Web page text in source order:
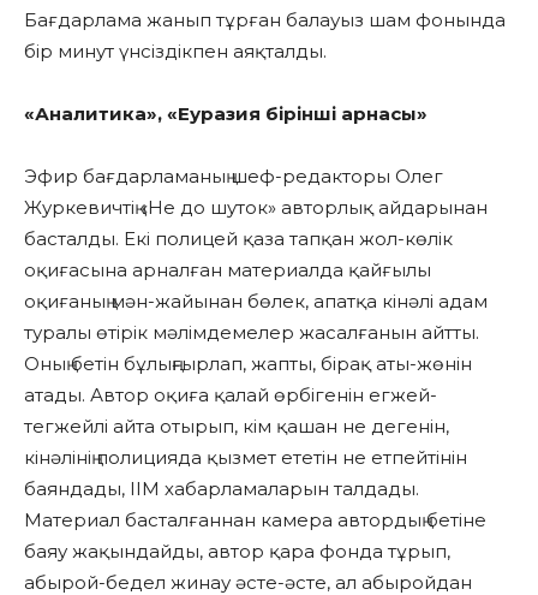
Бағдарлама жанып тұрған балауыз шам фонында
бір минут үнсіздікпен аяқталды.
«Аналитика», «Еуразия бірінші арнасы»
Эфир бағдарламаның шеф-редакторы Олег
Журкевичтің «Не до шуток» авторлық айдарынан
басталды. Екі полицей қаза тапқан жол-көлік
оқиғасына арналған материалда қайғылы
оқиғаның мән-жайынан бөлек, апатқа кінәлі адам
туралы өтірік мәлімдемелер жасалғанын айтты.
Оның бетін бұлыңғырлап, жапты, бірақ аты-жөнін
атады. Автор оқиға қалай өрбігенін егжей-
тегжейлі айта отырып, кім қашан не дегенін,
кінәлінің полицияда қызмет ететін не етпейтінін
баяндады, ІІМ хабарламаларын талдады.
Материал басталғаннан камера автордың бетіне
баяу жақындайды, автор қара фонда тұрып,
абырой-бедел жинау әсте-әсте, ал абыройдан